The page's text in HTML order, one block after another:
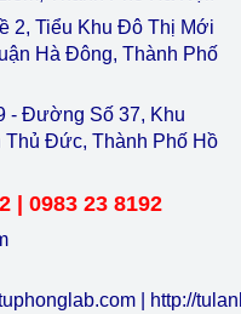
2, Tiểu Khu Đô Thị Mới
Hà Đông, Thành Phố
- Đường Số 37, Khu
Đức, Thành Phố Hồ
| 0983 23 8192
http://